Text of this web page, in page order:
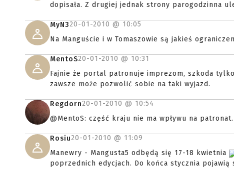
dopisała. Z drugiej jednak strony parogodzinna
MyN320-01-2010 @ 10:05
Na Manguście i w Tomaszowie są jakieś
MentoS20-01-2010 @ 10:31
Fajnie że portal patronuje imprezom, szkoda
zawsze może pozwolić sobie na taki wyjazd.
Regdorn20-01-2010 @ 10:54
@MentoS: część kraju nie ma wpływu na patronat.
Rosiu20-01-2010 @ 11:09
Manewry - Mangusta5 odbędą się 17-18 kwietnia
poprzednich edycjach. Do końca stycznia